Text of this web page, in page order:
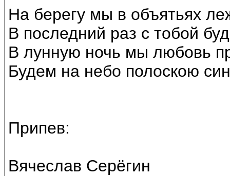
На берегу мы в объятьях
В последний раз с тобой
В лунную ночь мы любовь
Будем на небо полоскою
Припев:
Вячеслав Серёгин